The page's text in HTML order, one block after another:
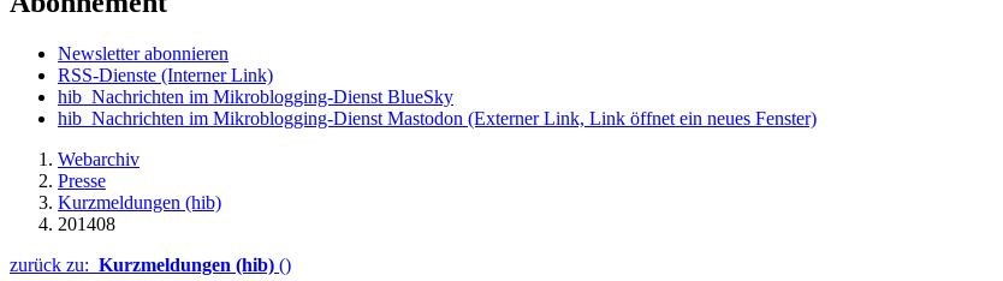
Newsletter abonnieren
RSS-Dienste (Interner Link)
hib_Nachrichten im Mikroblogging-Dienst BlueSky
hib_Nachrichten im Mikroblogging-Dienst Mastodon (Externer Link, Link öffnet ein neues Fenster)
Webarchiv
Presse
Kurzmeldungen (hib)
201408
zurück zu: Kurzmeldungen (hib) ()